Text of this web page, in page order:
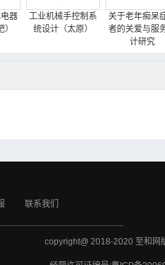
器
工业机械手控制系
统设计（太原）
关于老年痴呆
者的关爱与服
计研究
联系我们
copyright@ 2018-2020 至和网